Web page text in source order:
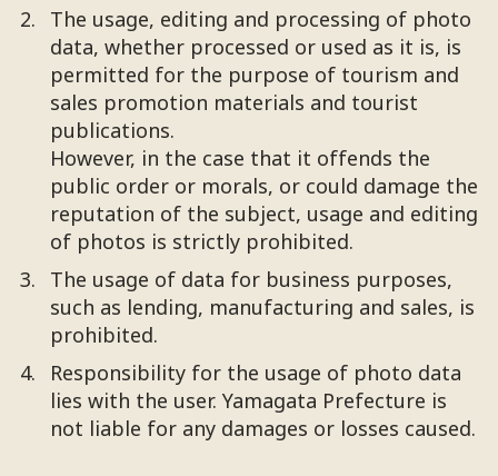
The usage, editing and processing of photo
data, whether processed or used as it is, is
permitted for the purpose of tourism and
sales promotion materials and tourist
publications.
However, in the case that it offends the
public order or morals, or could damage the
reputation of the subject, usage and editing
of photos is strictly prohibited.
The usage of data for business purposes,
such as lending, manufacturing and sales, is
prohibited.
Responsibility for the usage of photo data
lies with the user. Yamagata Prefecture is
not liable for any damages or losses caused.